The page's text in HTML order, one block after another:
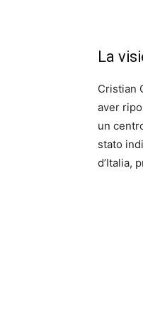
La
Cristian
aver
un
stato
d’Italia,